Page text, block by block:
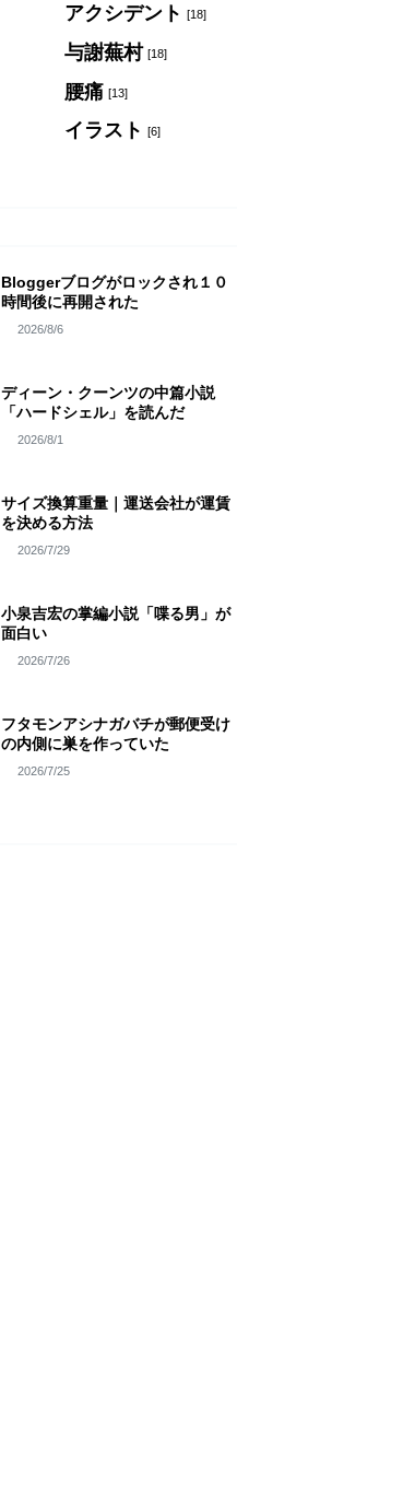
アクシデント [18]
与謝蕪村 [18]
腰痛 [13]
イラスト [6]
Bloggerブログがロックされ１０
時間後に再開された
2026/8/6
ディーン・クーンツの中篇小説
「ハードシェル」を読んだ
2026/8/1
サイズ換算重量｜運送会社が運賃
を決める方法
2026/7/29
小泉吉宏の掌編小説「喋る男」が
面白い
2026/7/26
フタモンアシナガバチが郵便受け
の内側に巣を作っていた
2026/7/25